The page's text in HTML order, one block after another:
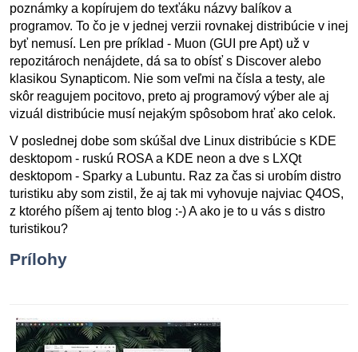
poznámky a kopírujem do texťáku názvy balíkov a
programov. To čo je v jednej verzii rovnakej distribúcie v inej
byť nemusí. Len pre príklad - Muon (GUI pre Apt) už v
repozitároch nenájdete, dá sa to obísť s Discover alebo
klasikou Synapticom. Nie som veľmi na čísla a testy, ale
skôr reagujem pocitovo, preto aj programový výber ale aj
vizuál distribúcie musí nejakým spôsobom hrať ako celok.
V poslednej dobe som skúšal dve Linux distribúcie s KDE
desktopom - ruskú ROSA a KDE neon a dve s LXQt
desktopom - Sparky a Lubuntu. Raz za čas si urobím distro
turistiku aby som zistil, že aj tak mi vyhovuje najviac Q4OS,
z ktorého píšem aj tento blog :-) A ako je to u vás s distro
turistikou?
Prílohy